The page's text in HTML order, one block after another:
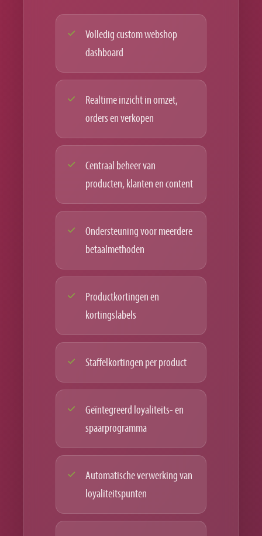
Volledig custom webshop
dashboard
Realtime inzicht in omzet,
orders en verkopen
Centraal beheer van
producten, klanten en content
Ondersteuning voor meerdere
betaalmethoden
Productkortingen en
kortingslabels
Staffelkortingen per product
Geïntegreerd loyaliteits- en
spaarprogramma
Automatische verwerking van
loyaliteitspunten